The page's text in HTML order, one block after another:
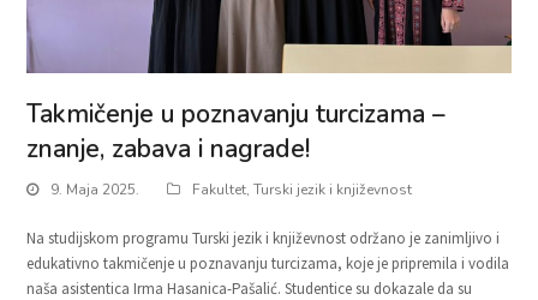
Takmičenje u poznavanju turcizama –
znanje, zabava i nagrade!
9. Maja 2025. Fakultet,Turski jezik i književnost
Na studijskom programu Turski jezik i književnost održano je zanimljivo i
edukativno takmičenje u poznavanju turcizama, koje je pripremila i vodila
naša asistentica Irma Hasanica-Pašalić. Studentice su dokazale da su